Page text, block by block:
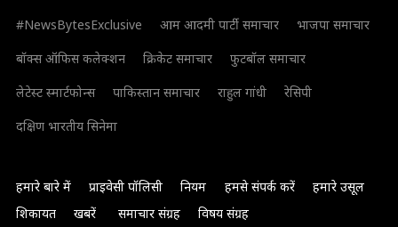
#NewsBytesExclusive
आम आदमी पार्टी समाचार
भाजपा समाचार
बॉक्स ऑफिस कलेक्शन
क्रिकेट समाचार
फुटबॉल समाचार
लेटेस्ट स्मार्टफोन्स
पाकिस्तान समाचार राहुल गांधी
रेसिपी
दक्षिण भारतीय सिनेमा
हमारे बारे में प्राइवेसी पॉलिसी नियम हमसे संपर्क करें
हमारे उसूल
शिकायत
खबरें समाचार संग्रह विषय संग्रह